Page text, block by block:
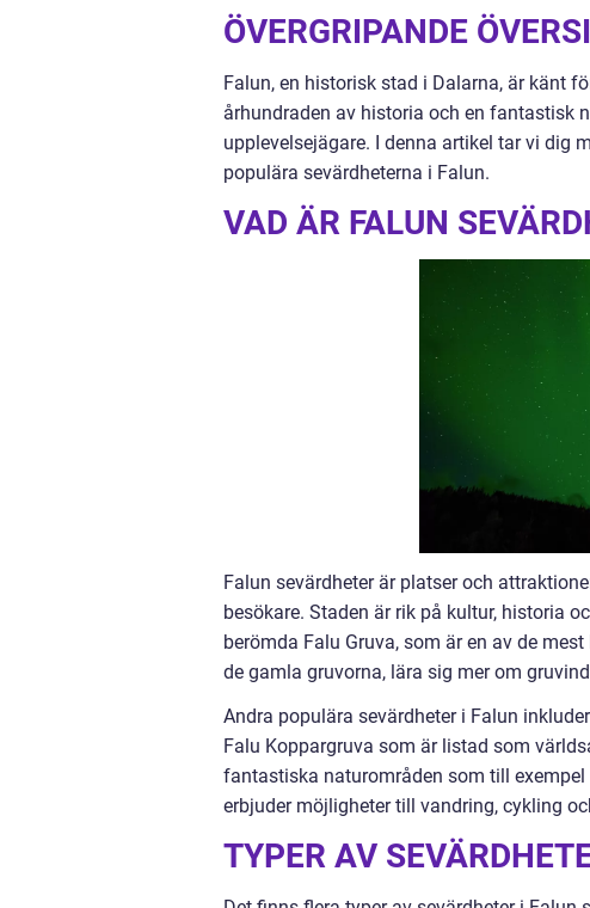
ÖVERGRIPANDE
Falun, en historisk stad i Dalarna, är känt
århundraden av historia och en fantastisk
upplevelsejägare. I denna artikel tar vi dig
populära sevärdheterna i Falun.
VAD ÄR FALUN
Falun sevärdheter är platser och
besökare. Staden är rik på kultur, historia
berömda Falu Gruva, som är en av de
de gamla gruvorna, lära sig mer om
Andra populära sevärdheter i Falun
Falu Koppargruva som är listad som
fantastiska naturområden som till
erbjuder möjligheter till vandring, cykling
TYPER AV